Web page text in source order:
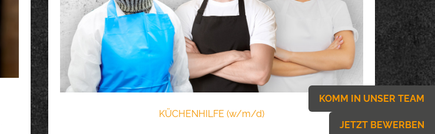
KÜCHENHILFE (w/m/d)
KOMM IN UNSER TEAM
JETZT BEWERBEN